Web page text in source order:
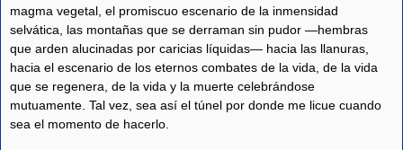
magma vegetal, el promiscuo escenario de la inmensidad
selvática, las montañas que se derraman sin pudor —hembras
que arden alucinadas por caricias líquidas— hacia las llanuras,
hacia el escenario de los eternos combates de la vida, de la vida
que se regenera, de la vida y la muerte celebrándose
mutuamente. Tal vez, sea así el túnel por donde me licue cuando
sea el momento de hacerlo.